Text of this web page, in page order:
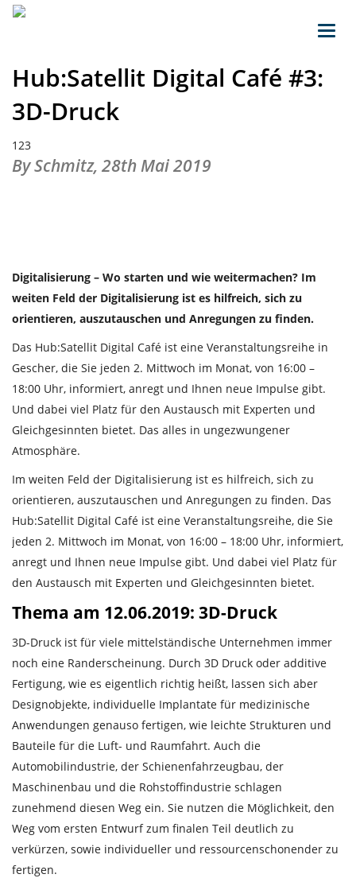
Hub:Satellit Digital Café #3:
3D-Druck
123
By Schmitz, 28th Mai 2019
Digitalisierung – Wo starten und wie weitermachen? Im
weiten Feld der Digitalisierung ist es hilfreich, sich zu
orientieren, auszutauschen und Anregungen zu finden.
Das Hub:Satellit Digital Café ist eine Veranstaltungsreihe in
Gescher, die Sie jeden 2. Mittwoch im Monat, von 16:00 –
18:00 Uhr, informiert, anregt und Ihnen neue Impulse gibt.
Und dabei viel Platz für den Austausch mit Experten und
Gleichgesinnten bietet. Das alles in ungezwungener
Atmosphäre.
Im weiten Feld der Digitalisierung ist es hilfreich, sich zu
orientieren, auszutauschen und Anregungen zu finden. Das
Hub:Satellit Digital Café ist eine Veranstaltungsreihe, die Sie
jeden 2. Mittwoch im Monat, von 16:00 – 18:00 Uhr, informiert,
anregt und Ihnen neue Impulse gibt. Und dabei viel Platz für
den Austausch mit Experten und Gleichgesinnten bietet.
Thema am 12.06.2019: 3D-Druck
3D-Druck ist für viele mittelständische Unternehmen immer
noch eine Randerscheinung. Durch 3D Druck oder additive
Fertigung, wie es eigentlich richtig heißt, lassen sich aber
Designobjekte, individuelle Implantate für medizinische
Anwendungen genauso fertigen, wie leichte Strukturen und
Bauteile für die Luft- und Raumfahrt. Auch die
Automobilindustrie, der Schienenfahrzeugbau, der
Maschinenbau und die Rohstoffindustrie schlagen
zunehmend diesen Weg ein. Sie nutzen die Möglichkeit, den
Weg vom ersten Entwurf zum finalen Teil deutlich zu
verkürzen, sowie individueller und ressourcenschonender zu
fertigen.